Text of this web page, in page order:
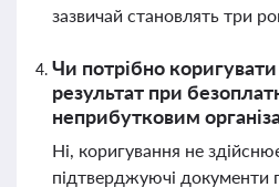
зазвичай становлять три
Чи потрібно
результат при
неприбутковим
Ні, коригування не
підтверджуючі документи